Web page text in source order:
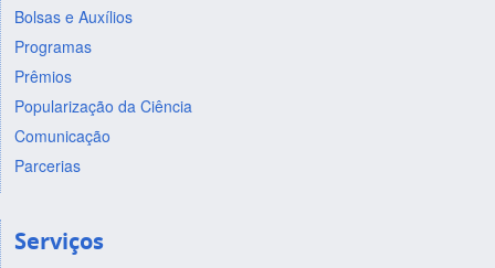
Bolsas e Auxílios
Programas
Prêmios
Popularização da Ciência
Comunicação
Parcerias
Serviços